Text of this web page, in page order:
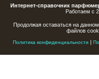
Интернет-справочник
Работаем с
Продолжая оставаться на
файлов
Политика конфиденциальности |